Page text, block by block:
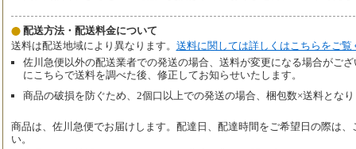
配送方法・配送料金について
送料は配送地域により異なります。 送料に関しては詳しくはこちらをご覧
佐川急便以外の配送業者での発送の場合、送料が変更になる場合がご
にこちらで送料を調べた後、修正してお知らせいたします。
商品の破損を防ぐため、2個口以上での発送の場合、梱包数×送料とな
商品は、佐川急便でお届けします。配達日、配達時間をご希望日の際は
い。